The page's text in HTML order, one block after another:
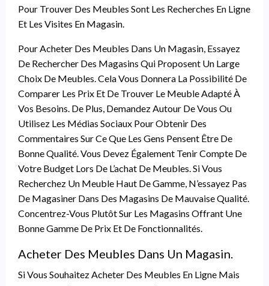
Pour Trouver Des Meubles Sont Les Recherches En Ligne
Et Les Visites En Magasin.
Pour Acheter Des Meubles Dans Un Magasin, Essayez
De Rechercher Des Magasins Qui Proposent Un Large
Choix De Meubles. Cela Vous Donnera La Possibilité De
Comparer Les Prix Et De Trouver Le Meuble Adapté À
Vos Besoins. De Plus, Demandez Autour De Vous Ou
Utilisez Les Médias Sociaux Pour Obtenir Des
Commentaires Sur Ce Que Les Gens Pensent Être De
Bonne Qualité. Vous Devez Également Tenir Compte De
Votre Budget Lors De L’achat De Meubles. Si Vous
Recherchez Un Meuble Haut De Gamme, N’essayez Pas
De Magasiner Dans Des Magasins De Mauvaise Qualité.
Concentrez-Vous Plutôt Sur Les Magasins Offrant Une
Bonne Gamme De Prix Et De Fonctionnalités.
Acheter Des Meubles Dans Un Magasin.
Si Vous Souhaitez Acheter Des Meubles En Ligne Mais